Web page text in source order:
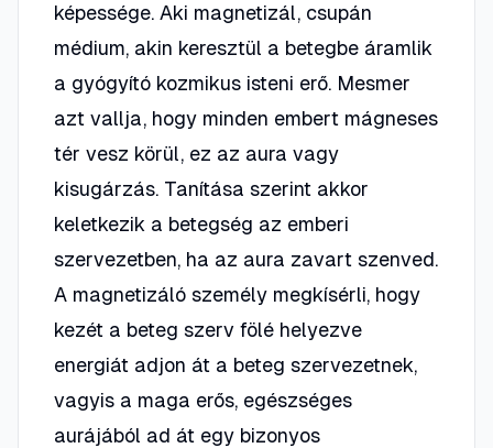
képessége. Aki magnetizál, csupán
médium, akin keresztül a betegbe áramlik
a gyógyító kozmikus isteni erő. Mesmer
azt vallja, hogy minden embert mágneses
tér vesz körül, ez az aura vagy
kisugárzás. Tanítása szerint akkor
keletkezik a betegség az emberi
szervezetben, ha az aura zavart szenved.
A magnetizáló személy megkísérli, hogy
kezét a beteg szerv fölé helyezve
energiát adjon át a beteg szervezetnek,
vagyis a maga erős, egészséges
aurájából ad át egy bizonyos